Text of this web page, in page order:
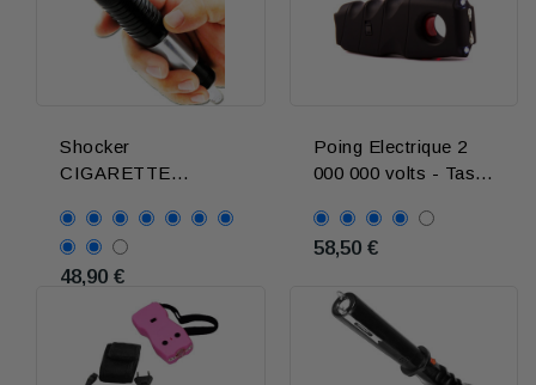
Shocker
CIGARETTE
TASER E-Cig
48,90 €
Poing Electrique 2
000 000 volts - Taser
58,50 €